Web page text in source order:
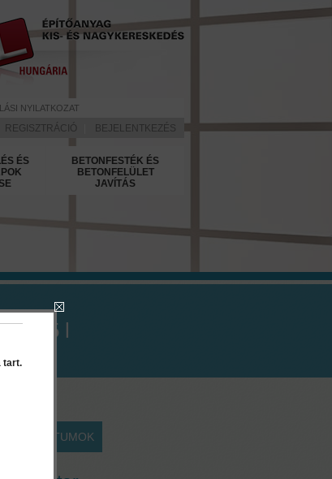
NYILATKOZAT
REGISZTRÁCIÓ BEJELENTKEZÉS
ÉS
BETONFESTÉK ÉS
BETONFELÜLET
JAVÍTÁS
0.65 l
DOKUMENTUMOK
tart.